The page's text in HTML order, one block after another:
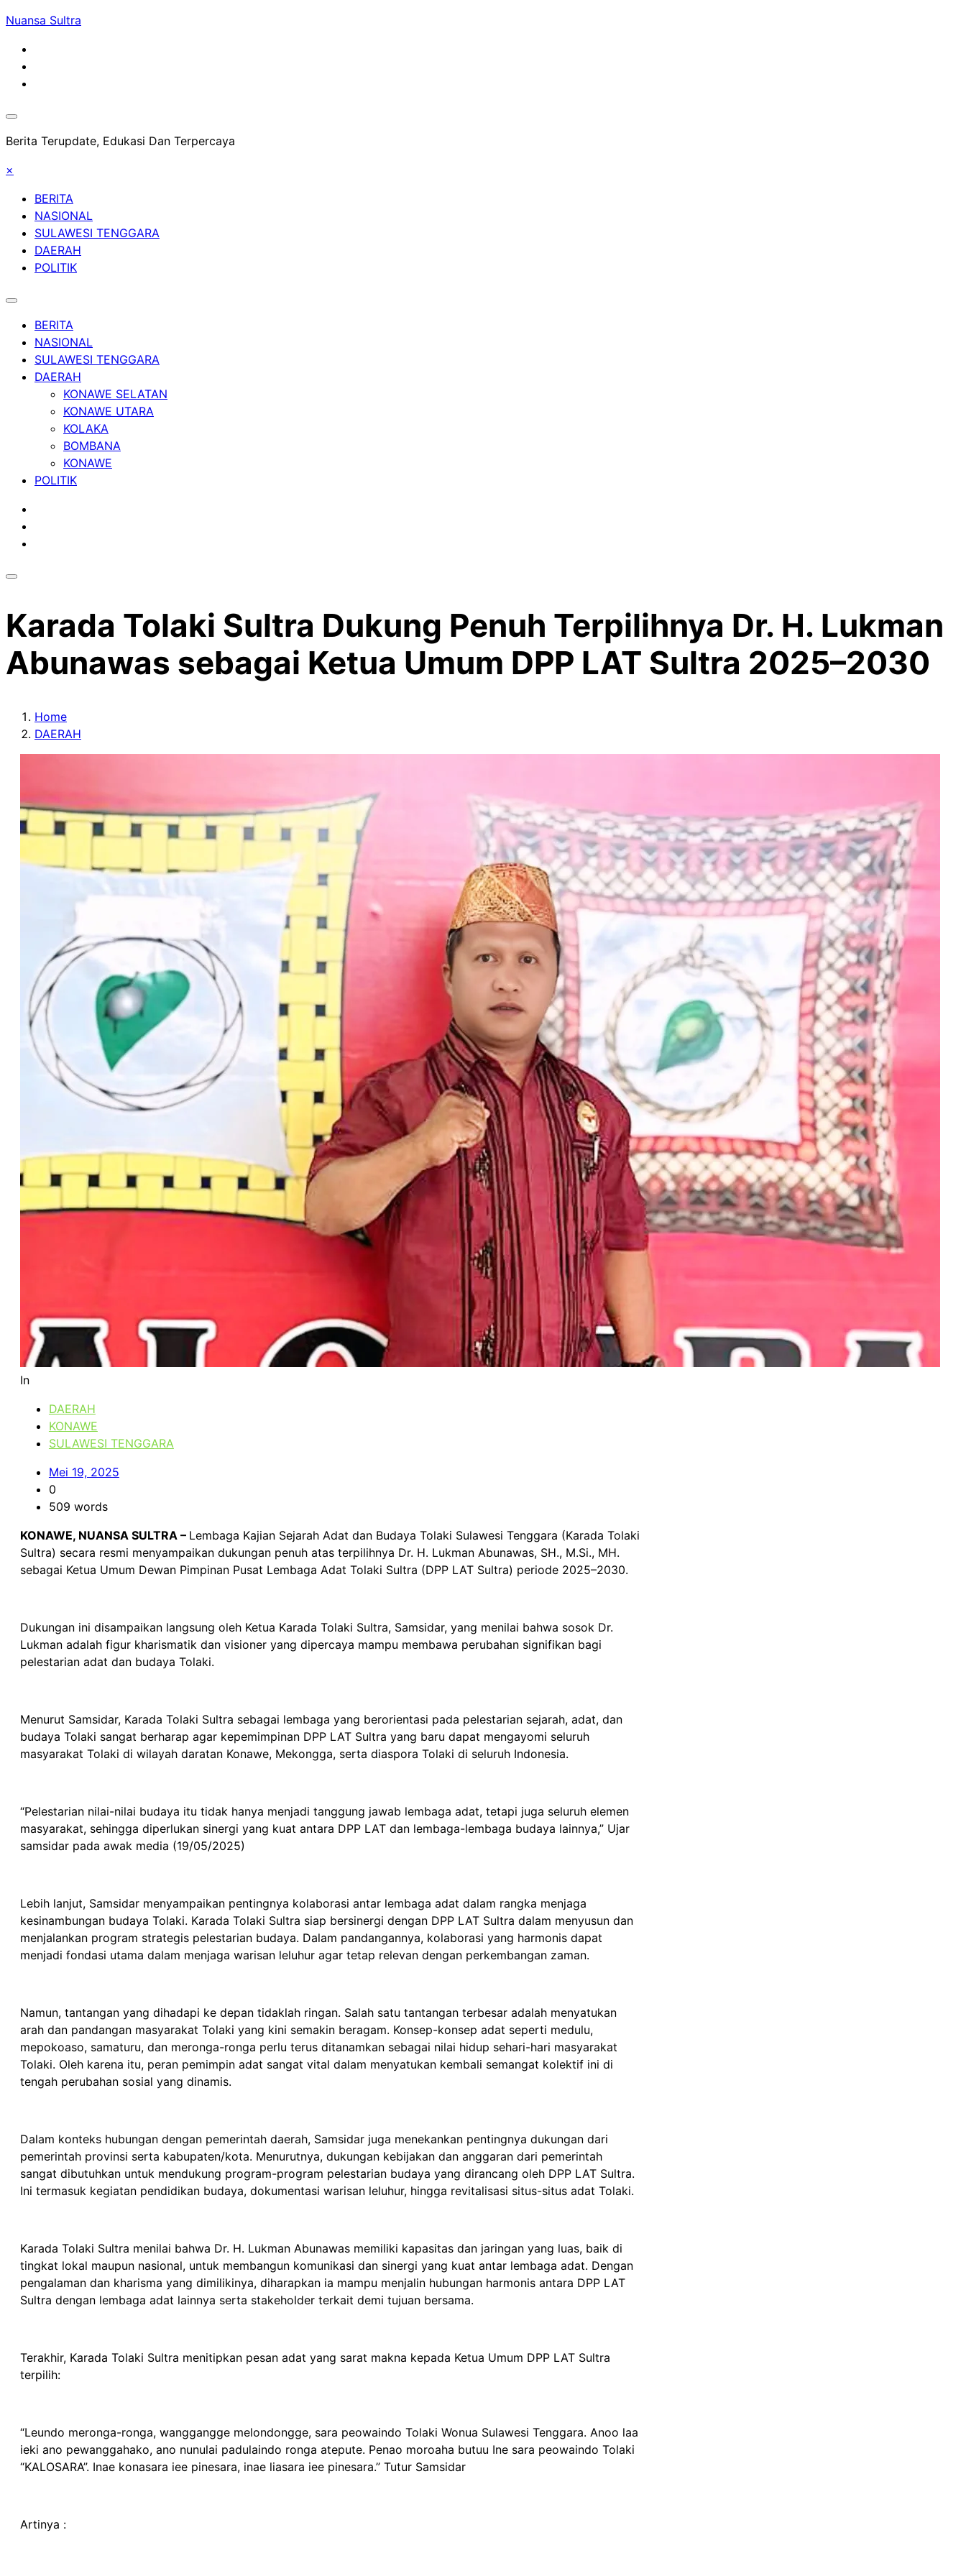
Skip
content
Nuansa Sultra
Berita Terupdate, Edukasi Dan Terpercaya
×
BERITA
NASIONAL
SULAWESI TENGGARA
DAERAH
POLITIK
BERITA
NASIONAL
SULAWESI TENGGARA
DAERAH
KONAWE SELATAN
KONAWE UTARA
KOLAKA
BOMBANA
KONAWE
POLITIK
Karada Tolaki Sultra Dukung Penuh Terpilihnya Dr. H. Lukman
Abunawas sebagai Ketua Umum DPP LAT Sultra 2025–2030
Home
DAERAH
In
DAERAH
KONAWE
SULAWESI TENGGARA
Mei 19, 2025
0
509 words
KONAWE, NUANSA SULTRA – Lembaga Kajian Sejarah Adat dan Budaya Tolaki Sulawesi Tenggara (Karada Tolaki
Sultra) secara resmi menyampaikan dukungan penuh atas terpilihnya Dr. H. Lukman Abunawas, SH., M.Si., MH.
sebagai Ketua Umum Dewan Pimpinan Pusat Lembaga Adat Tolaki Sultra (DPP LAT Sultra) periode 2025–2030.
Dukungan ini disampaikan langsung oleh Ketua Karada Tolaki Sultra, Samsidar, yang menilai bahwa sosok Dr.
Lukman adalah figur kharismatik dan visioner yang dipercaya mampu membawa perubahan signifikan bagi
pelestarian adat dan budaya Tolaki.
Menurut Samsidar, Karada Tolaki Sultra sebagai lembaga yang berorientasi pada pelestarian sejarah, adat, dan
budaya Tolaki sangat berharap agar kepemimpinan DPP LAT Sultra yang baru dapat mengayomi seluruh
masyarakat Tolaki di wilayah daratan Konawe, Mekongga, serta diaspora Tolaki di seluruh Indonesia.
“Pelestarian nilai-nilai budaya itu tidak hanya menjadi tanggung jawab lembaga adat, tetapi juga seluruh elemen
masyarakat, sehingga diperlukan sinergi yang kuat antara DPP LAT dan lembaga-lembaga budaya lainnya,” Ujar
samsidar pada awak media (19/05/2025)
Lebih lanjut, Samsidar menyampaikan pentingnya kolaborasi antar lembaga adat dalam rangka menjaga
kesinambungan budaya Tolaki. Karada Tolaki Sultra siap bersinergi dengan DPP LAT Sultra dalam menyusun dan
menjalankan program strategis pelestarian budaya. Dalam pandangannya, kolaborasi yang harmonis dapat
menjadi fondasi utama dalam menjaga warisan leluhur agar tetap relevan dengan perkembangan zaman.
Namun, tantangan yang dihadapi ke depan tidaklah ringan. Salah satu tantangan terbesar adalah menyatukan
arah dan pandangan masyarakat Tolaki yang kini semakin beragam. Konsep-konsep adat seperti medulu,
mepokoaso, samaturu, dan meronga-ronga perlu terus ditanamkan sebagai nilai hidup sehari-hari masyarakat
Tolaki. Oleh karena itu, peran pemimpin adat sangat vital dalam menyatukan kembali semangat kolektif ini di
tengah perubahan sosial yang dinamis.
Dalam konteks hubungan dengan pemerintah daerah, Samsidar juga menekankan pentingnya dukungan dari
pemerintah provinsi serta kabupaten/kota. Menurutnya, dukungan kebijakan dan anggaran dari pemerintah
sangat dibutuhkan untuk mendukung program-program pelestarian budaya yang dirancang oleh DPP LAT Sultra.
Ini termasuk kegiatan pendidikan budaya, dokumentasi warisan leluhur, hingga revitalisasi situs-situs adat Tolaki.
Karada Tolaki Sultra menilai bahwa Dr. H. Lukman Abunawas memiliki kapasitas dan jaringan yang luas, baik di
tingkat lokal maupun nasional, untuk membangun komunikasi dan sinergi yang kuat antar lembaga adat. Dengan
pengalaman dan kharisma yang dimilikinya, diharapkan ia mampu menjalin hubungan harmonis antara DPP LAT
Sultra dengan lembaga adat lainnya serta stakeholder terkait demi tujuan bersama.
Terakhir, Karada Tolaki Sultra menitipkan pesan adat yang sarat makna kepada Ketua Umum DPP LAT Sultra
terpilih:
“Leundo meronga-ronga, wanggangge melondongge, sara peowaindo Tolaki Wonua Sulawesi Tenggara. Anoo laa
ieki ano pewanggahako, ano nunulai padulaindo ronga atepute. Penao moroaha butuu Ine sara peowaindo Tolaki
“KALOSARA”. Inae konasara iee pinesara, inae liasara iee pinesara.” Tutur Samsidar
Artinya :